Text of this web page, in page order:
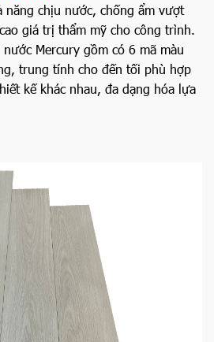
chịu nước, chống ẩm vượt
giá trị thẩm mỹ cho công trình.
Mercury gồm có 6 mã màu
trung tính cho đến tối phù hợp
kế khác nhau, đa dạng hóa lựa